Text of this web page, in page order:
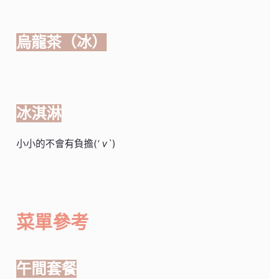
烏龍茶（冰）
冰淇淋
小小的不會有負擔(‘ v`)
菜單參考
午間套餐